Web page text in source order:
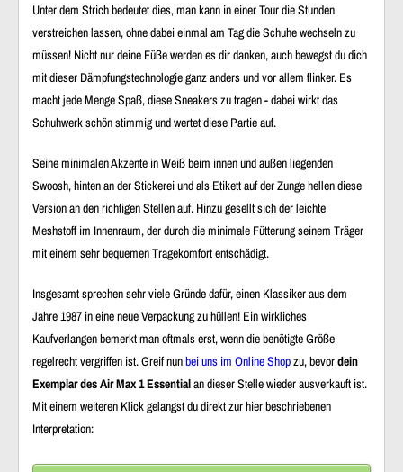
Unter dem Strich bedeutet dies, man kann in einer Tour die Stunden
verstreichen lassen, ohne dabei einmal am Tag die Schuhe wechseln zu
müssen! Nicht nur deine Füße werden es dir danken, auch bewegst du dich
mit dieser Dämpfungstechnologie ganz anders und vor allem flinker. Es
macht jede Menge Spaß, diese Sneakers zu tragen - dabei wirkt das
Schuhwerk schön stimmig und wertet diese Partie auf.
Seine minimalen Akzente in Weiß beim innen und außen liegenden
Swoosh, hinten an der Stickerei und als Etikett auf der Zunge hellen diese
Version an den richtigen Stellen auf. Hinzu gesellt sich der leichte
Meshstoff im Innenraum, der durch die minimale Fütterung seinem Träger
mit einem sehr bequemen Tragekomfort entschädigt.
Insgesamt sprechen sehr viele Gründe dafür, einen Klassiker aus dem
Jahre 1987 in eine neue Verpackung zu hüllen! Ein wirkliches
Kaufverlangen bemerkt man oftmals erst, wenn die benötigte Größe
regelrecht vergriffen ist. Greif nunbei uns im Online Shopzu, bevordein
Exemplar des Air Max 1 Essentialan dieser Stelle wieder ausverkauft ist.
Mit einem weiteren Klick gelangst du direkt zur hier beschriebenen
Interpretation: